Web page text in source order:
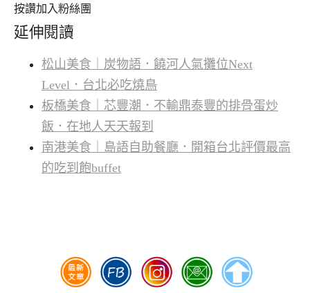
按讚加入粉絲團
延伸閱讀
松山美食｜炭物語．饒河人氣攤位Next
Level．台北必吃燒鳥
板橋美食｜芯豐潮．不輸鼎泰豐的排骨蛋炒
飯．在地人天天報到
南港美食｜島語自助餐廳．開箱台北評價最高
的吃到飽buffet